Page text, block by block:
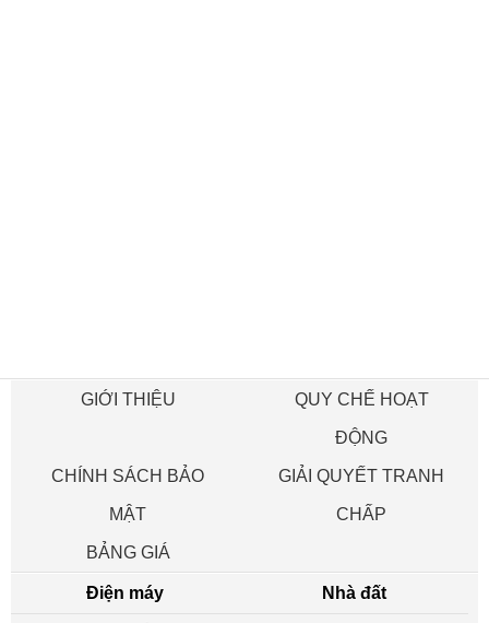
GIỚI THIỆU QUY CHẾ HOẠT
ĐỘNG
CHÍNH SÁCH BẢO
MẬT
GIẢI QUYẾT TRANH
CHẤP
BẢNG GIÁ
Điện máy Nhà đất